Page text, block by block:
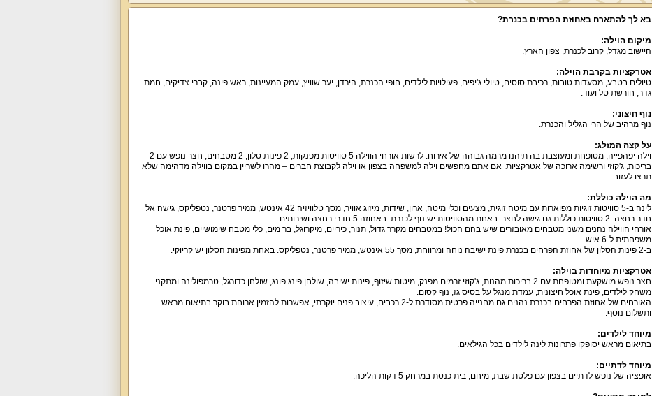
בא לך להתארח באחוזת הפרחים בכנרת?
מיקום הוילה:
היישוב מגדל, קרוב לכנרת, צפון הארץ.
אטרקציות בקרבת הוילה:
טיולים בטבע, מסעדות טובות, רכיבת סוסים, טיולי ג'יפים, פעילויות לילדים, חופי הכנרת, הירדן, יער שוויץ, עמק המעיינות, ראש פינה, קברי צדיקים, חמת
גדר, חורשת טל ועוד.
נוף חיצוני:
נוף מרהיב של הרי הגליל והכנרת.
על קצה המזלג:
וילה יפהפייה, מטופחת ומעוצבת בה תיהנו מרמה גבוהה של אירוח. לרשות אורחי הווילה 5 סוויטות מפנקות, 2 פינות סלון, 2 מטבחים, חצר נופש עם 2
בריכות, ג'קוזי ורשימה ארוכה של אטרקציות. אם אתם מחפשים וילה למשפחה בצפון או וילה לקבוצת חברים – מהרו לשריין במקום בווילה מדהימה שלא
תרצו לעזוב.
מה הוילה כוללת:
לינה ב-5 סוויטות זוגיות מפוארות עם מיטה זוגית, מצעים וכלי מיטה, ארון, שידות, מיזוג אוויר, מסך טלוויזיה 42 אינטש, ממיר פרטנר, נטפליקס, גישה אל
חדר רחצה. 2 סוויטות כוללות גם גישה לחצר. באחת מהסוויטות יש נוף לכנרת. באחוזה 5 חדרי רחצה ושירותים.
אורחי הווילה נהנים משני מטבחים מאובזרים שיש בהם הכול! במטבחים מקרר גדול, תנור, כיריים, מיקרוגל, בר מים, כלי מטבח שימושיים, פינת אוכל
משפחתית ל-6 איש.
ב-2 פינות הסלון של אחוזת הפרחים בכנרת פינת ישיבה נוחה ומרווחת, מסך 55 אינטש, ממיר פרטנר, נטפליקס. באחת מפינות הסלון יש קריוקי.
אטרקציות מיוחדות בוילה:
חצר נופש מושקעת ומטופחת עם 2 בריכות מהנות, ג'קוזי זרמים מפנק, מיטות שיזוף, פינות ישיבה, שולחן פינג פונג, שולחן כדורגל, טרמפולינה ומתקני
משחק לילדים, פינת אוכל חיצונית, עמדת מנגל על בסיס גז, נוף קסום.
האורחים של אחוזת הפרחים בכנרת נהנים גם מחנייה פרטית מסודרת ל-2 רכבים, עיצוב פנים יוקרתי, אפשרות להזמין ארוחת בוקר בתיאום מראש
ותשלום נוסף.
מיוחד לילדים:
בתיאום מראש יסופקו פתרונות לינה לילדים בכל הגילאים.
מיוחד לדתיים:
אופציה של נופש לדתיים בצפון עם פלטת שבת, מיחם, בית כנסת במרחק 5 דקות הליכה.